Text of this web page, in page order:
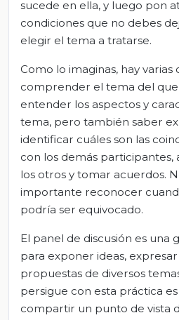
sucede en ella, y luego pon
condiciones que no debes
elegir el tema a tratarse.
Como lo imaginas, hay
comprender el tema del que
entender los aspectos y
tema, pero también saber
identificar cuáles son las
con los demás participantes,
los otros y tomar acuerdos.
importante reconocer
podría ser equivocado.
El panel de discusión es una
para exponer ideas,
propuestas de diversos
persigue con esta práctica
compartir un punto de vista